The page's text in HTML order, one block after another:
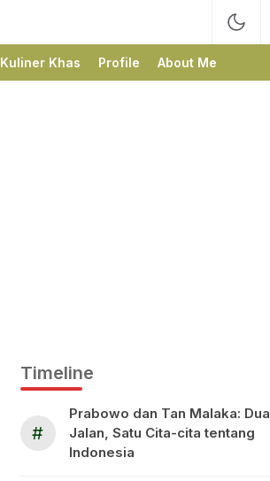
Kuliner Khas Profile About Me
Timeline
#
Prabowo dan Tan Malaka: Dua
Jalan, Satu Cita-cita tentang
Indonesia